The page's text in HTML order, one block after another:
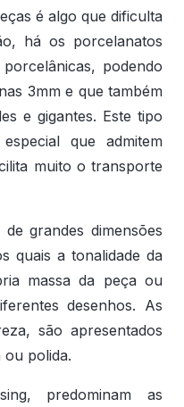
é algo que dificulta
há os porcelanatos
podendo
3mm e que também
e gigantes. Este tipo
que admitem
muito o transporte
dimensões
quais a tonalidade da
massa da peça ou
desenhos. As
são apresentados
polida.
predominam as